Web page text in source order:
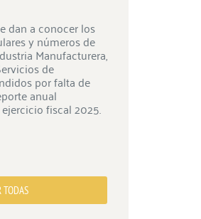
dan a conocer los
y números de
Manufacturera,
de
por falta de
anual
fiscal 2025.
TODAS